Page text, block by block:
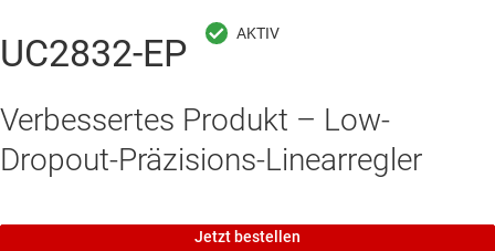
UC2832-EP
Verbessertes Produkt – Low-
Dropout-Präzisions-Linearregler
Jetzt bestellen